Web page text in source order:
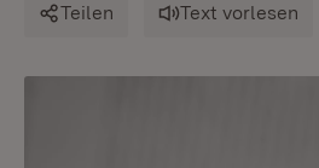
Teilen Text vorlesen